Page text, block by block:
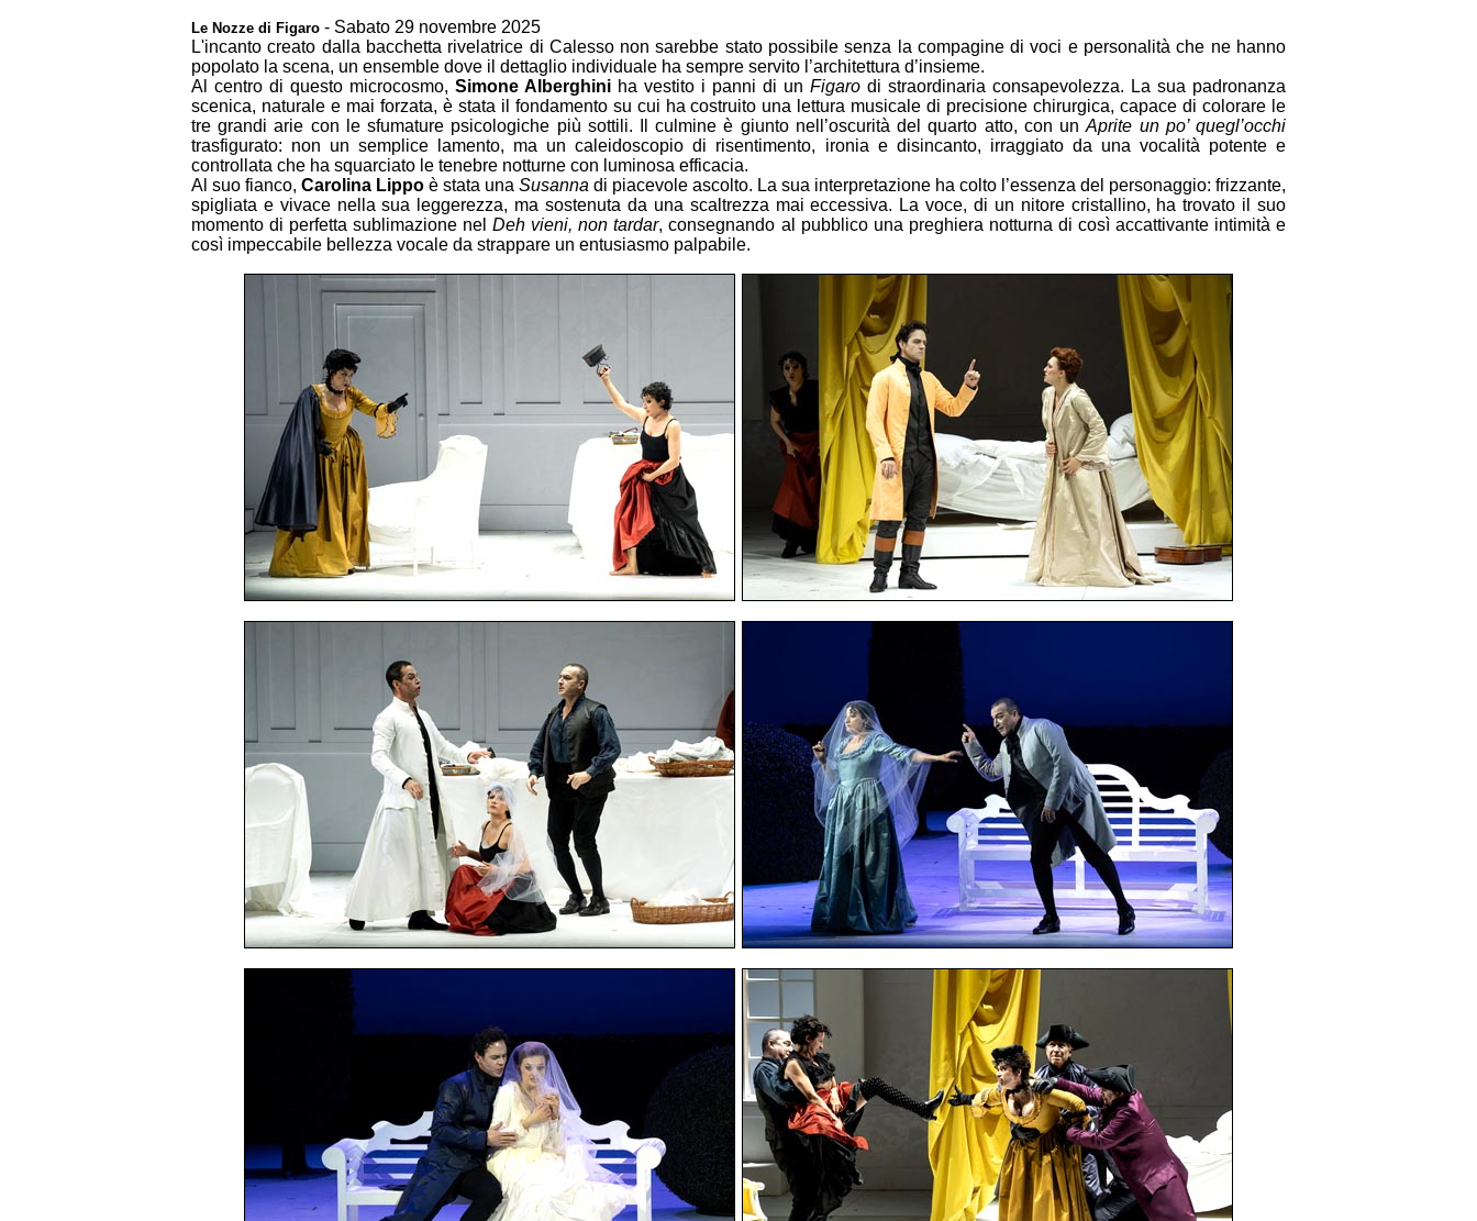
Le Nozze di Figaro - Sabato 29 novembre 2025
L'incanto creato dalla bacchetta rivelatrice di Calesso non sarebbe stato possibile senza la compagine di voci e personalità che ne hanno
popolato la scena, un ensemble dove il dettaglio individuale ha sempre servito l’architettura d’insieme.
Al centro di questo microcosmo, Simone Alberghini ha vestito i panni di un Figaro di straordinaria consapevolezza. La sua padronanza
scenica, naturale e mai forzata, è stata il fondamento su cui ha costruito una lettura musicale di precisione chirurgica, capace di colorare le
tre grandi arie con le sfumature psicologiche più sottili. Il culmine è giunto nell’oscurità del quarto atto, con unAprite un po’ quegl’occhi
trasfigurato: non un semplice lamento, ma un caleidoscopio di risentimento, ironia e disincanto, irraggiato da una vocalità potente e
controllata che ha squarciato le tenebre notturne con luminosa efficacia.
Al suo fianco, Carolina Lippo è stata una Susanna di piacevole ascolto. La sua interpretazione ha colto l’essenza del personaggio: frizzante,
spigliata e vivace nella sua leggerezza, ma sostenuta da una scaltrezza mai eccessiva. La voce, di un nitore cristallino, ha trovato il suo
momento di perfetta sublimazione nelDeh vieni, non tardar, consegnando al pubblico una preghiera notturna di così accattivante intimità e
così impeccabile bellezza vocale da strappare un entusiasmo palpabile.